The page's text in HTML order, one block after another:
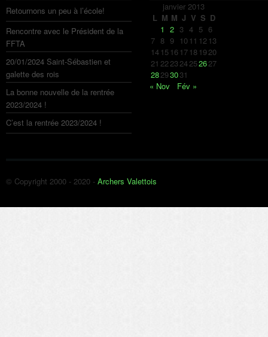
Retournons un peu à l’école!
Rencontre avec le Président de la
FFTA
20/01/2024 Saint-Sébastien et
galette des rois
La bonne nouvelle de la rentrée
2023/2024 !
C’est la rentrée 2023/2024 !
janvier 2013
L M M J V S D
1 2 3 4 5 6
7 8 9 10 11 12 13
14 15 16 17 18 1920
21 222324252627
28293031
« Nov
Fév »
© Copyright 2000 - 2020 - Archers Valettois